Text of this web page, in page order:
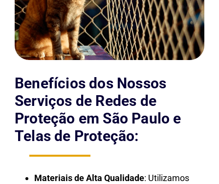
Benefícios dos Nossos
Serviços de Redes de
Proteção em São Paulo e
Telas de Proteção:
Materiais de Alta Qualidade: Utilizamos